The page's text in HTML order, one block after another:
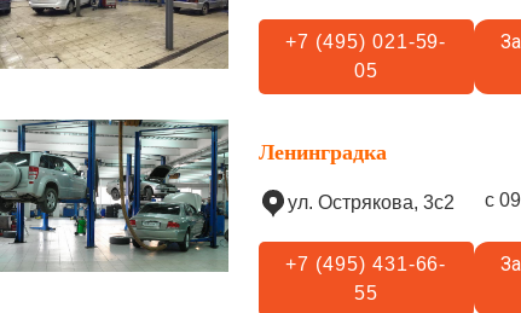
+7 (495) 021-59-
05
Ленинградка
ул. Острякова, 3с2 с
+7 (495) 431-66-
55